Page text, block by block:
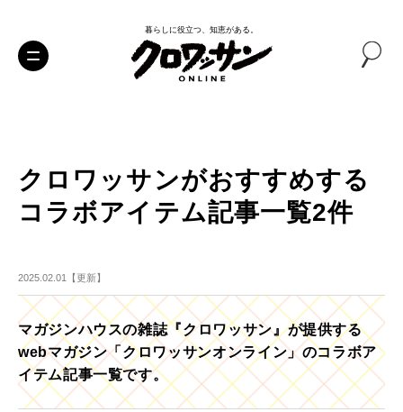
暮らしに役立つ、知恵がある。
クロワッサンがおすすめする
コラボアイテム記事一覧2件
2025.02.01【更新】
マガジンハウスの雑誌『クロワッサン』が提供する
webマガジン「クロワッサンオンライン」のコラボア
イテム記事一覧です。